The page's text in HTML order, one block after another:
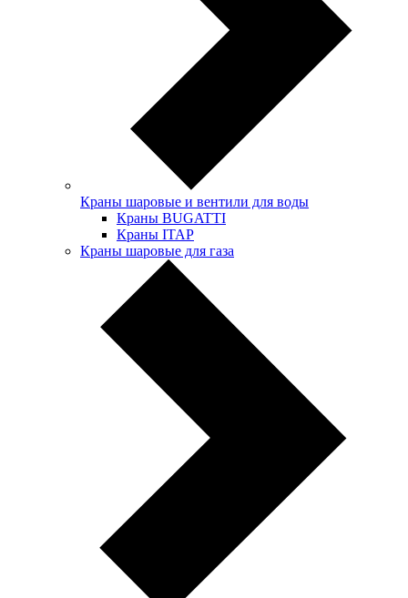
Краны шаровые и вентили для воды
Краны BUGATTI
Краны ITAP
Краны шаровые для газа